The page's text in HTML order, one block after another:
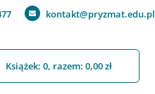
kontakt@pryzmat.edu.pl
Książek: 0, razem: 0,00 zł